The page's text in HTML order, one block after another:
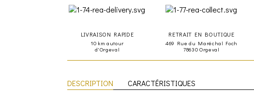
LIVRAISON RAPIDE
10 km autour
d'Orgeval
RETRAIT EN BOUTIQUE
469 Rue du Maréchal Foch
78630 Orgeval
DESCRIPTION CARACTÉRISTIQUES